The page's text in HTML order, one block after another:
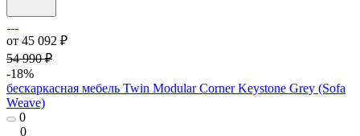
от 45 092 ₽
54 990 ₽
-18%
бескаркасная мебель Twin Modular Corner Keystone Grey (Sofa
Weave)
0
0